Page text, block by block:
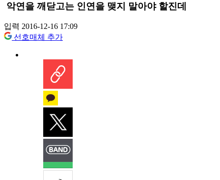
악연을 깨닫고는 인연을 맺지 말아야 할진데
입력 2016-12-16 17:09
선호매체 추가